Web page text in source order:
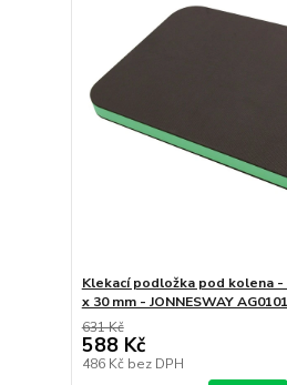
Klekací podložka pod kolena -
x 30 mm - JONNESWAY
631 Kč
588 Kč
486 Kč bez DPH